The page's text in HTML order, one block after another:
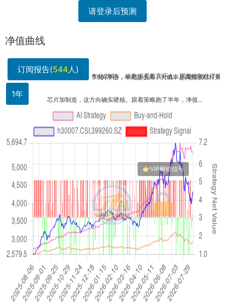
请登录后预测
净值曲线
订阅报告(544人)
1年
年化295%，这数据看着真吓人。回撤控制住了吗？别
芯片加制造，这方向确实硬核。跟着策略跑了半年，净值...
5.8的净值，年化这么高，大概率是高频或杠杆策略。